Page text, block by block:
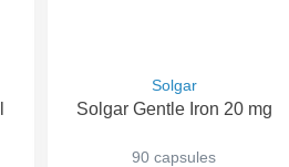
Solgar
Solgar Gentle Iron 20 mg
90 capsules